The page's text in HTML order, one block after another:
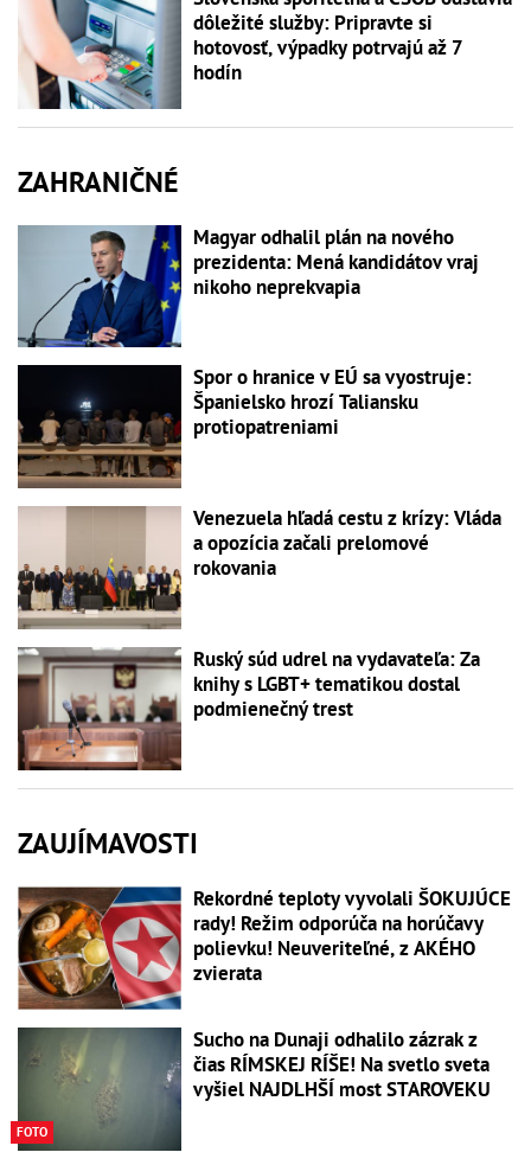
dôležité služby: Pripravte si
hotovosť, výpadky potrvajú až 7
hodín
ZAHRANIČNÉ
Magyar odhalil plán na nového
prezidenta: Mená kandidátov vraj
nikoho neprekvapia
Spor o hranice v EÚ sa vyostruje:
Španielsko hrozí Taliansku
protiopatreniami
Venezuela hľadá cestu z krízy: Vláda
a opozícia začali prelomové
rokovania
Ruský súd udrel na vydavateľa: Za
knihy s LGBT+ tematikou dostal
podmienečný trest
ZAUJÍMAVOSTI
Rekordné teploty vyvolali ŠOKUJÚCE
rady! Režim odporúča na horúčavy
polievku! Neuveriteľné, z AKÉHO
zvierata
FOTO
Sucho na Dunaji odhalilo zázrak z
čias RÍMSKEJ RÍŠE! Na svetlo sveta
vyšiel NAJDLHŠÍ most STAROVEKU